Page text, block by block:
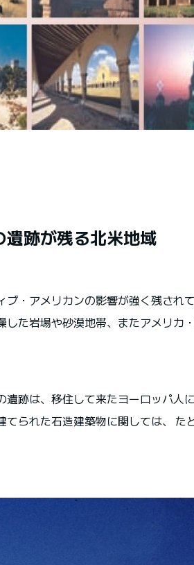
遺跡が残る北米地域
・アメリカンの影響が強く残され
した岩場や砂漠地帯、またアメリカ
跡は、移住して来たヨーロッパ人
られた石造建築物に関しては、 た